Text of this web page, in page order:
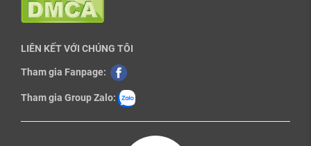
LIÊN KẾT VỚI CHÚNG TÔI
Tham gia Fanpage:
Tham gia Group Zalo: